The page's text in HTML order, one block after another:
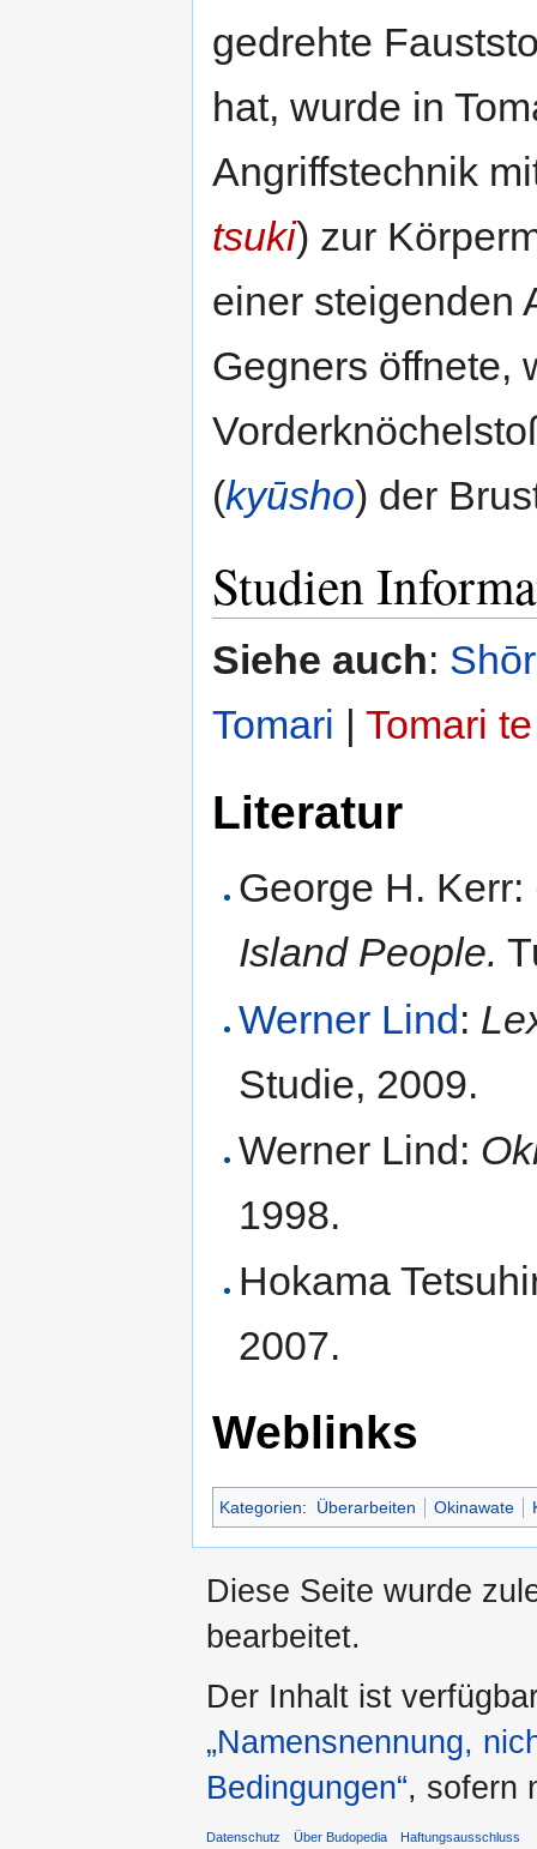
gedrehte
hat, wurde in
Angriffstechnik
tsuki) zur
einer steigenden
Gegners öffnete,
(kyūsho) der
Studien
Siehe auch:
Tomari | Tomari
Literatur
George H. Kerr:
Island People.
Werner Lind:
Studie, 2009.
Werner Lind:
1998.
Hokama
2007.
Weblinks
Kategorien: Überarbeiten Okinawate
Diese Seite wurde
bearbeitet.
Der Inhalt ist
„Namensnennung,
Bedingungen“, sofern
Datenschutz Über Budopedia Haftungsausschluss